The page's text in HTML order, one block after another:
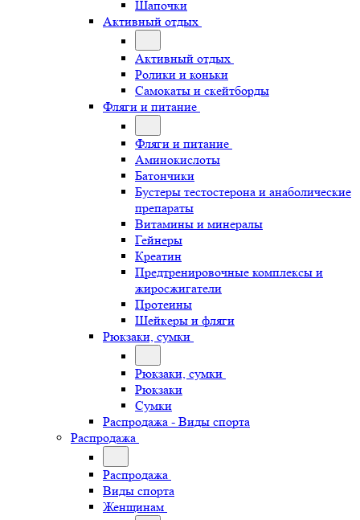
Шапочки
Активный отдых
Активный отдых
Ролики и коньки
Самокаты и скейтборды
Фляги и питание
Фляги и питание
Аминокислоты
Батончики
Бустеры тестостерона и анаболические
препараты
Витамины и минералы
Гейнеры
Креатин
Предтренировочные комплексы и
жиросжигатели
Протеины
Шейкеры и фляги
Рюкзаки, сумки
Рюкзаки, сумки
Рюкзаки
Сумки
Распродажа - Виды спорта
Распродажа
Распродажа
Виды спорта
Женщинам